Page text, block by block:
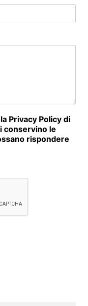
Privacy Policy di
conservino le
rispondere